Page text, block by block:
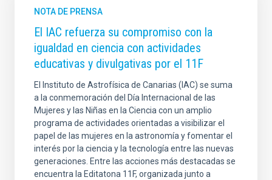
NOTA DE PRENSA
El IAC refuerza su compromiso con la
igualdad en ciencia con actividades
educativas y divulgativas por el 11F
El Instituto de Astrofísica de Canarias (IAC) se suma
a la conmemoración del Día Internacional de las
Mujeres y las Niñas en la Ciencia con un amplio
programa de actividades orientadas a visibilizar el
papel de las mujeres en la astronomía y fomentar el
interés por la ciencia y la tecnología entre las nuevas
generaciones. Entre las acciones más destacadas se
encuentra la Editatona 11F, organizada junto a